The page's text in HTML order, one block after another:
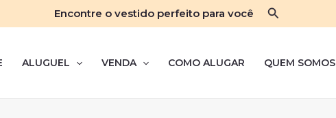
Encontre o vestido perfeito para você Pesquisar
ALUGUEL VENDA COMO ALUGAR QUEM SOMOS